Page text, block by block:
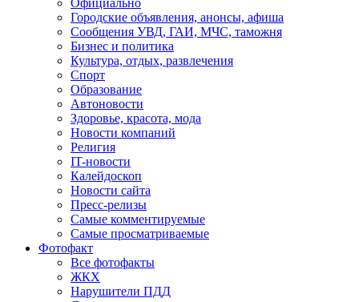
Официально
Городские объявления, анонсы, афиша
Сообщения УВД, ГАИ, МЧС, таможня
Бизнес и политика
Культура, отдых, развлечения
Спорт
Образование
Автоновости
Здоровье, красота, мода
Новости компаний
Религия
IT-новости
Калейдоскоп
Новости сайта
Пресс-релизы
Самые комментируемые
Самые просматриваемые
Фотофакт
Все фотофакты
ЖКХ
Нарушители ПДД